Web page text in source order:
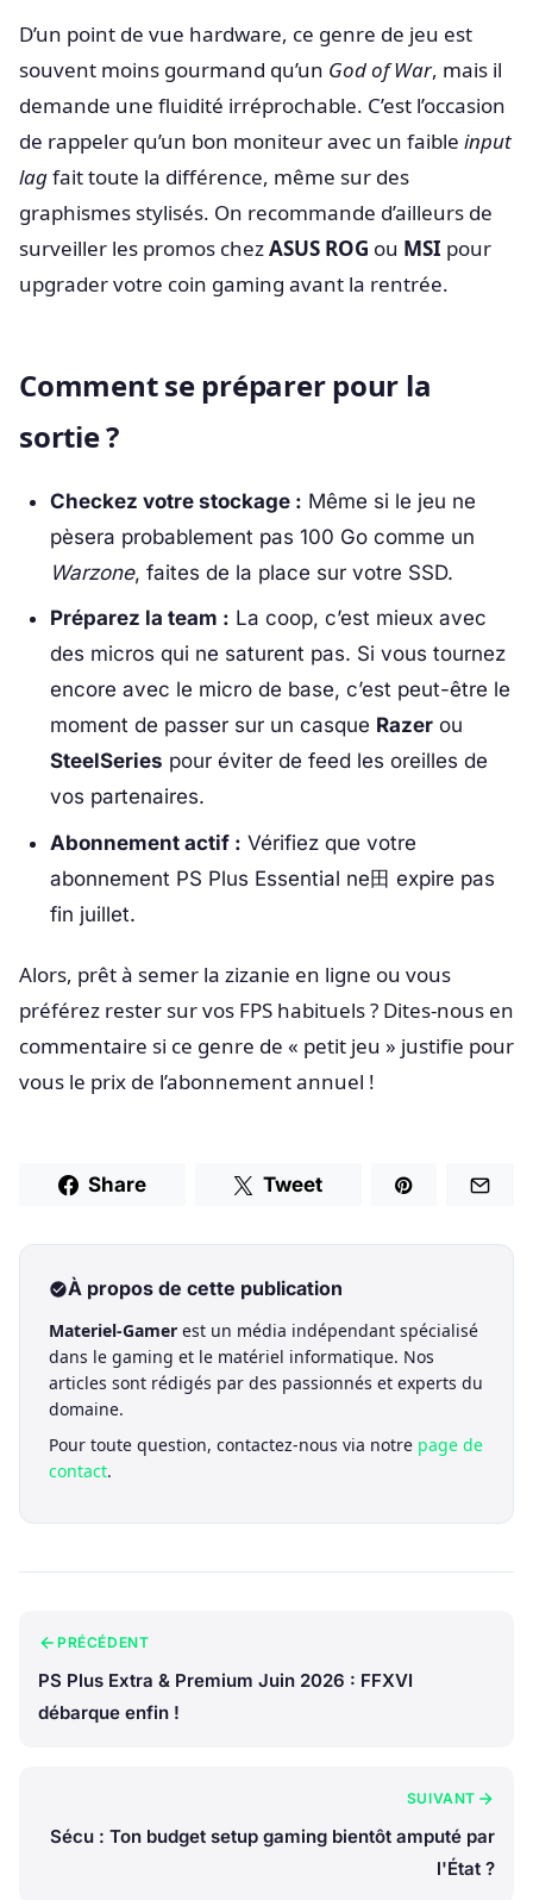
D’un point de vue hardware, ce genre de jeu est
souvent moins gourmand qu’un God of War, mais il
demande une fluidité irréprochable. C’est l’occasion
de rappeler qu’un bon moniteur avec un faible input
lagfait toute la différence, même sur des
graphismes stylisés. On recommande d’ailleurs de
surveiller les promos chezASUS ROG ou MSI pour
upgrader votre coin gaming avant la rentrée.
Comment se préparer pour la
sortie ?
Checkez votre stockage : Même si le jeu ne
pèsera probablement pas 100 Go comme un
Warzone, faites de la place sur votre SSD.
Préparez la team : La coop, c’est mieux avec
des micros qui ne saturent pas. Si vous tournez
encore avec le micro de base, c’est peut-être le
moment de passer sur un casque Razerou
SteelSeries pour éviter de feed les oreilles de
vos partenaires.
Abonnement actif : Vérifiez que votre
abonnement PS Plus Essential ne田 expire pas
fin juillet.
Alors, prêt à semer la zizanie en ligne ou vous
préférez rester sur vos FPS habituels ? Dites-nous en
commentaire si ce genre de « petit jeu » justifie pour
vous le prix de l’abonnement annuel !
Share Tweet
À propos de cette publication
Materiel-Gamer est un média indépendant spécialisé
dans le gaming et le matériel informatique. Nos
articles sont rédigés par des passionnés et experts du
domaine.
Pour toute question, contactez-nous via notre page de
contact.
PRÉCÉDENT
PS Plus Extra & Premium Juin 2026 : FFXVI
débarque enfin !
SUIVANT
Sécu : Ton budget setup gaming bientôt amputé par
l'État ?